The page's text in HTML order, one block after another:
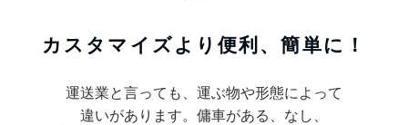
カスタマイズより便利、簡単に！
運送業と言っても、運ぶ物や形態によって
違いがあります。傭車がある、なし、